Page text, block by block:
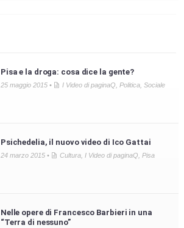
Pisa e la droga: cosa dice la gente?
25 maggio 2015 • I Video di paginaQ Politica, Sociale
Psichedelia, il nuovo video di Ico Gattai
24 marzo 2015 • Cultura, I Video di paginaQ Pisa
Nelle opere di Francesco Barbieri in una
“Terra di nessuno”